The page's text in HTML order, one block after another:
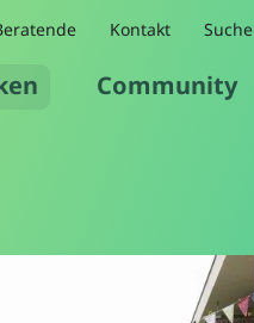
Community
Kontakt Suche